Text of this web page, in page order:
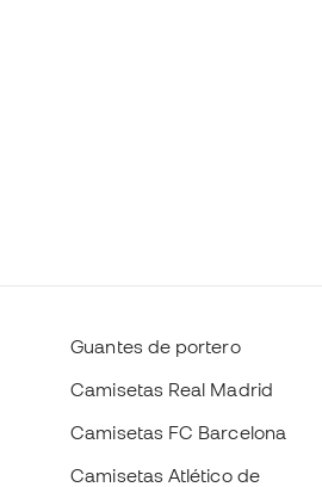
Guantes de portero
Camisetas Real Madrid
Camisetas FC Barcelona
Camisetas Atlético de